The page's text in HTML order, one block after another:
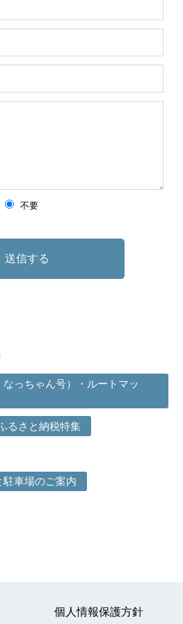
不要
っちゃん号）・ルートマッ
るさと納税特集
車場のご案内
個人情報保護方針